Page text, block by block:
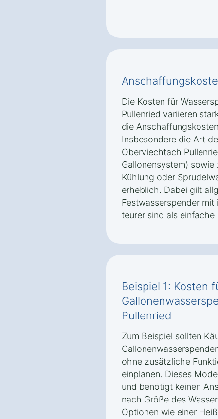
Die Kosten für
Pullenried variieren
die
Insbesondere die Art
Oberviechtach
Gallonensystem)
Kühlung oder
erheblich. Dabei gilt
Festwasserspender
teurer sind als einfache
Beispiel 1: Kosten
Pullenried
Zum Beispiel sollten
ohne zusätzliche
einplanen. Dieses
und benötigt keinen
nach Größe des
Optionen wie einer